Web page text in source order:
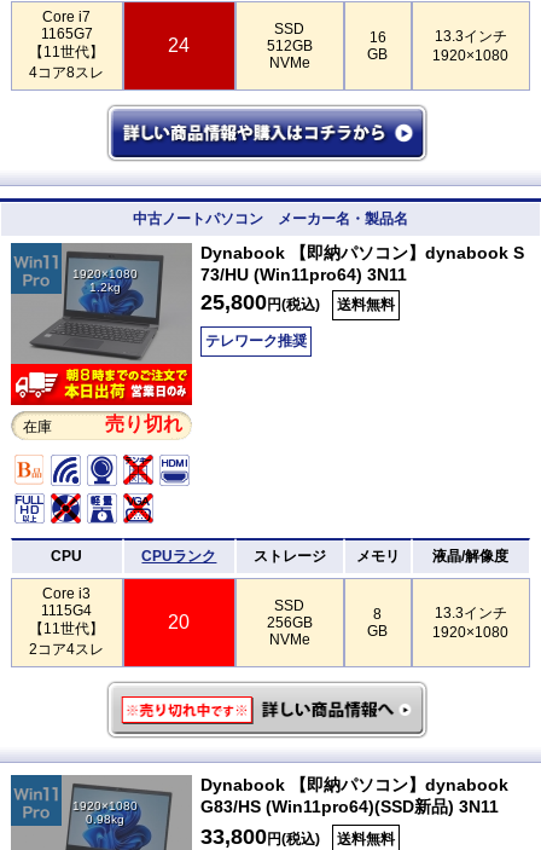
Core i7
1165G7
【11世代】
4コア8スレ
24
SSD
512GB
NVMe
16
GB
13.3インチ
1920×1080
中古ノートパソコン メーカー名・製品名
1920×1080
1.2kg
在庫 売り切れ
Dynabook 【即納パソコン】dynabook S
73/HU (Win11pro64) 3N11
25,800円(税込) 送料無料
テレワーク推奨
CPU CPUランク ストレージ メモリ 液晶/解像度
Core i3
1115G4
【11世代】
2コア4スレ
20
SSD
256GB
NVMe
8
GB
13.3インチ
1920×1080
1920×1080
0.98kg
Dynabook 【即納パソコン】dynabook
G83/HS (Win11pro64)(SSD新品) 3N11
33,800円(税込) 送料無料